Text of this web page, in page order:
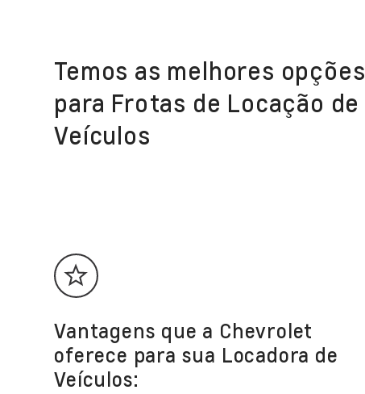
Temos as melhores opções
para Frotas de Locação de
Veículos
Vantagens que a Chevrolet
oferece para sua Locadora de
Veículos: